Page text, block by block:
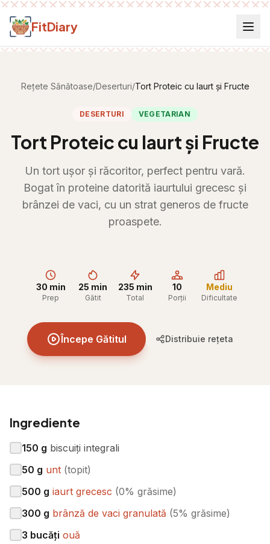
Salt la conținut
FitDiary
Rețete Sănătoase/Deserturi/Tort Proteic cu Iaurt și Fructe
DESERTURI VEGETARIAN
Tort Proteic cu Iaurt și Fructe
Un tort ușor și răcoritor, perfect pentru vară.
Bogat în proteine datorită iaurtului grecesc și
brânzei de vaci, cu un strat generos de fructe
proaspete.
30 min
Prep
25 min
Gătit
235 min
Total
10
Porții
Mediu
Dificultate
Începe Gătitul Distribuie rețeta
Ingrediente
150 g biscuiți integrali
50 g unt (topit)
500 g iaurt grecesc (0% grăsime)
300 g brânză de vaci granulată (5% grăsime)
3 bucăți ouă